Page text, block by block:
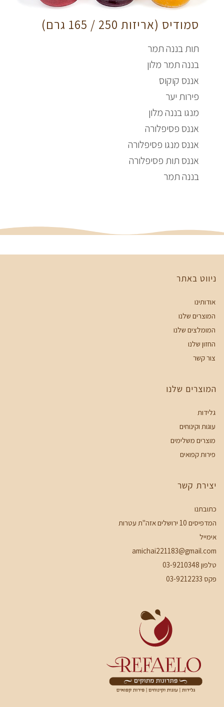
סמודיס (אריזות 250 / 165 גרם)
תות בננה תמר
בננה תמר מלון
אננס קוקוס
פירות יער
מנגו בננה מלון
אננס פסיפלורה
אננס מנגו פסיפלורה
אננס תות פסיפלורה
בננה תמר
ניווט באתר
אודותינו
המוצרים שלנו
המומלצים שלנו
החזון שלנו
צור קשר
המוצרים שלנו
גלידות
עוגות וקינוחים
מוצרים משלימים
פירות קפואים
יצירת קשר
כתובתנו
המדפיסים 10 ירושלים אזה"ת עטרות
אימייל
amichai221183@gmail.com
טלפון 03-9210348
פקס 03-9212233